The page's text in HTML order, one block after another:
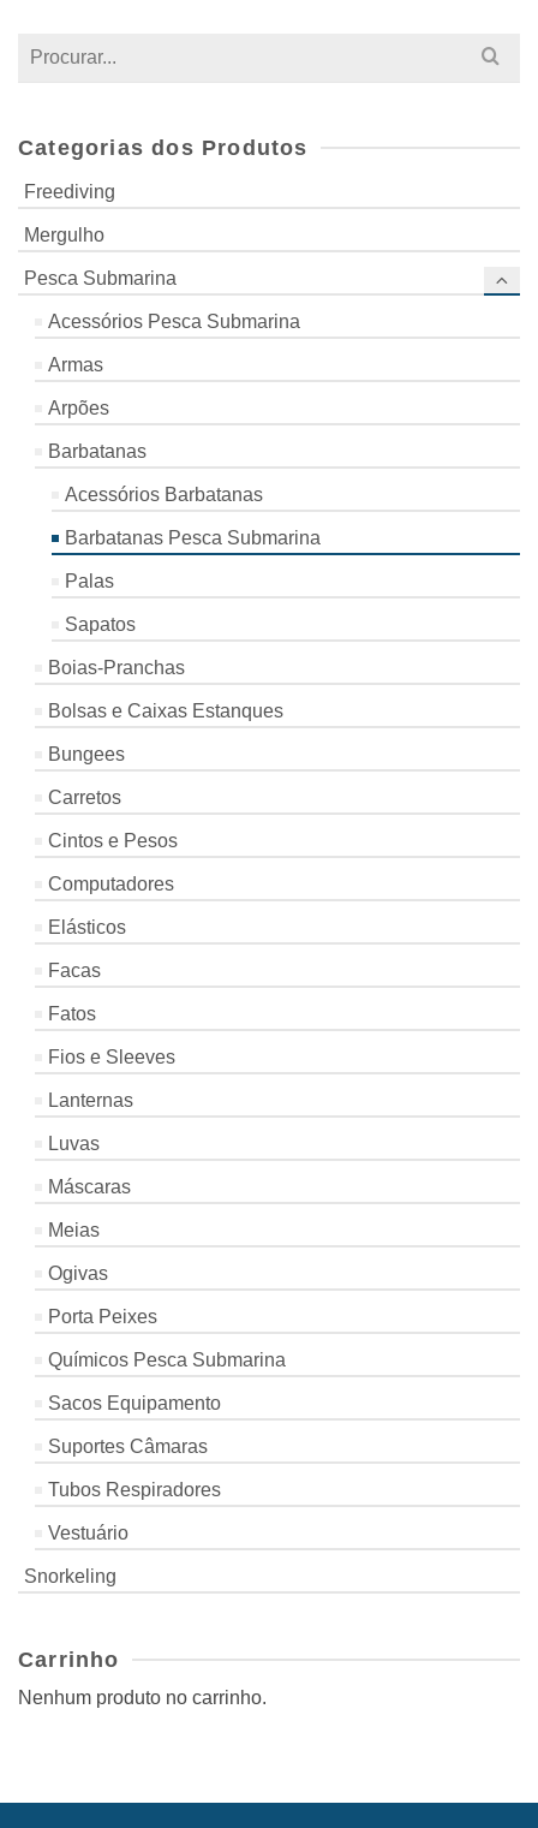
Search
Categorias dos Produtos
Freediving
Mergulho
Pesca Submarina
Acessórios Pesca Submarina
Armas
Arpões
Barbatanas
Acessórios Barbatanas
Barbatanas Pesca Submarina
Palas
Sapatos
Boias-Pranchas
Bolsas e Caixas Estanques
Bungees
Carretos
Cintos e Pesos
Computadores
Elásticos
Facas
Fatos
Fios e Sleeves
Lanternas
Luvas
Máscaras
Meias
Ogivas
Porta Peixes
Químicos Pesca Submarina
Sacos Equipamento
Suportes Câmaras
Tubos Respiradores
Vestuário
Snorkeling
Carrinho
Nenhum produto no carrinho.